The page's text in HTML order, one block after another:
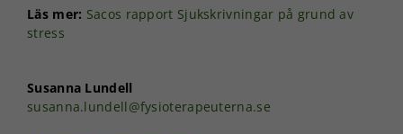
Läs mer: Sacos rapport Sjukskrivningar på grund av
stress
Susanna Lundell
susanna.lundell@fysioterapeuterna.se